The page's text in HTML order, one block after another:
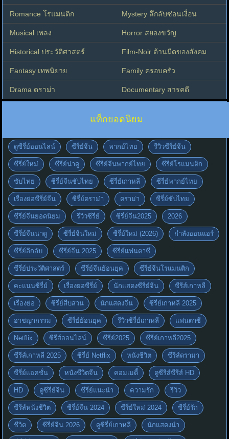
Romance โรแมนติก Mystery ลึกลับซ่อนเงื่อน
Musical เพลง Horror สยองขวัญ
Historical ประวัติศาสตร์ Film-Noir ด้านมืดของสังคม
Fantasy เทพนิยาย Family ครอบครัว
Drama ดราม่า Documentary สารคดี
แท็กยอดนิยม
ดูซีรี่ย์ออนไลน์ ซีรี่ย์จีน พากย์ไทย รีวิวซีรี่ย์จีน
ซีรี่ย์ใหม่ ซีรี่ย์น่าดู ซีรี่ย์จีนพากย์ไทย ซีรี่ย์โรแมนติก
ซับไทย ซีรี่ย์จีนซับไทย ซีรี่ย์เกาหลี ซีรี่ย์พากย์ไทย
เรื่องย่อซีรี่ย์จีน ซีรี่ย์ดราม่า ดราม่า ซีรี่ย์ซับไทย
ซีรี่ย์จีนยอดนิยม รีวิวซีรี่ย์ ซีรี่ย์จีน2025 2026
ซีรี่ย์จีนน่าดู ซีรี่ย์จีนใหม่ ซีรี่ย์ใหม่ (2026) กำลังออนแอร์
ซีรี่ย์ลึกลับ ซีรี่ย์จีน 2025 ซีรี่ย์แฟนตาซี
ซีรี่ย์ประวัติศาสตร์ ซีรี่ย์จีนย้อนยุค ซีรี่ย์จีนโรแมนติก
คะแนนซีรี่ย์ เรื่องย่อซีรี่ย์ นักแสดงซีรี่ย์จีน ซีรีส์เกาหลี
เรื่องย่อ ซีรี่ย์สืบสวน นักแสดงจีน ซีรี่ย์เกาหลี 2025
อาชญากรรม ซีรี่ย์ย้อนยุค รีวิวซีรี่ย์เกาหลี แฟนตาซี
Netflix ซีรีส์ออนไลน์ ซีรี่ย์2025 ซีรี่ย์เกาหลี2025
ซีรีส์เกาหลี 2025 ซีรี่ย์ Netflix หนังชีวิต ซีรีส์ดราม่า
ซีรี่ย์แอคชั่น หนังชีวิตจีน คอมเมดี้ ดูซีรีส์ซีรีส์ HD
HD ดูซีรี่ย์จีน ซีรี่ย์แนะนำ ความรัก รีวิว
ซีรีส์หนังชีวิต ซีรี่ย์จีน 2024 ซีรี่ย์ใหม่ 2024 ซีรี่ย์รัก
ชีวิต ซีรี่ย์จีน 2026 ดูซีรี่ย์เกาหลี นักแสดงนำ